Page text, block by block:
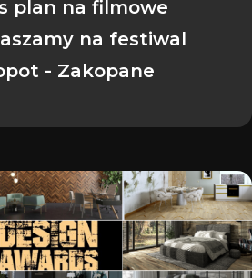
plan na filmowe
na festiwal
- Zakopane